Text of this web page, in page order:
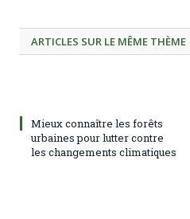
ARTICLES SUR LE MÊME THÈME
Mieux connaître les forêts
urbaines pour lutter contre
les changements climatiques